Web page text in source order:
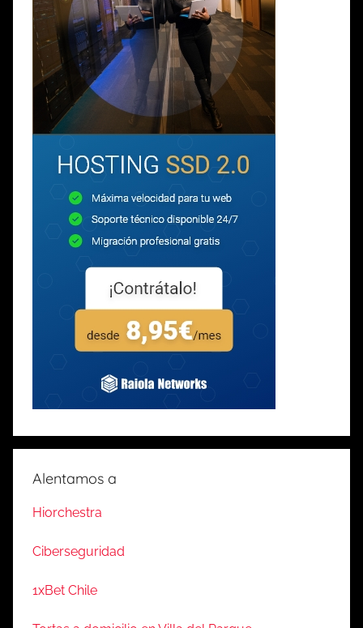
Alentamos a
Hiorchestra
Ciberseguridad
1xBet Chile